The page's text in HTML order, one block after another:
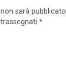
sarà pubblicato.
*